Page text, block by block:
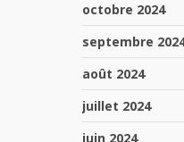
octobre 2024
septembre
août 2024
juillet 2024
juin 2024